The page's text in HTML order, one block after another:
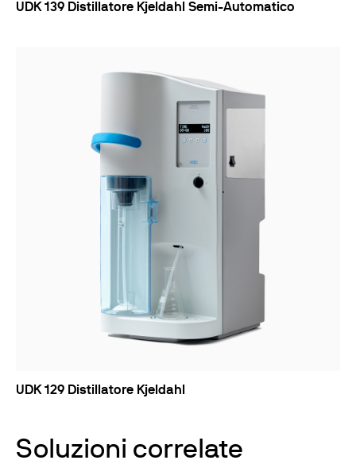
UDK 139 Distillatore Kjeldahl Semi-Automatico
UDK 129 Distillatore Kjeldahl
Soluzioni correlate